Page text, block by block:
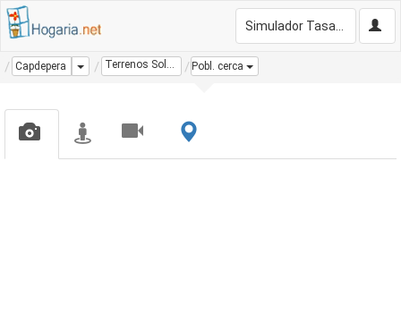
Capdepera Dropdown Terrenos Solares Pobl. cerca